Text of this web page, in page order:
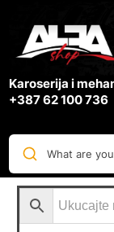
Karoserija i
+387 62 100 736
What are